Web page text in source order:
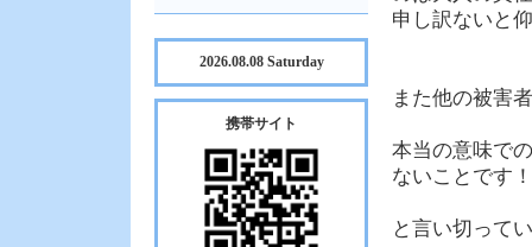
申し訳ないと
また他の被害
本当の意味で
ないことです！
と言い切って
2026.08.08 Saturday
携帯サイト